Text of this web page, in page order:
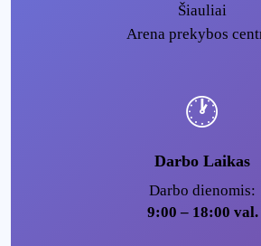
Šiauliai
Arena prekybos
🕐
Darbo Laikas
Darbo dienomis:
9:00 – 18:00 val.